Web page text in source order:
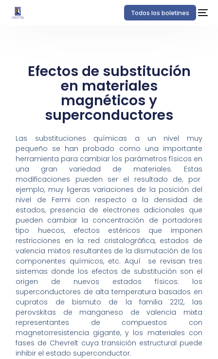
Todos los boletines
Efectos de substitución
en materiales
magnéticos y
superconductores
Las substituciones químicas a un nivel muy
pequeño se han probado como una importante
herramienta para cambiar los parámetros físicos en
una gran variedad de materiales. Estas
modificaciones pueden ser el resultado de, por
ejemplo, muy ligeras variaciones de la posición del
nivel de Fermi con respecto a la densidad de
estados, presencia de electrones adicionales que
pueden cambiar la concentración de portadores
tipo huecos, efectos estéricos que imponen
restricciones en la red cristalográfica, estados de
valencia mixtos resultantes de la dismutación de los
componentes químicos, etc. Aquí se revisan tres
sistemas donde los efectos de substitución son el
origen de nuevos estados físicos: los
superconductores de alta temperatura basados en
cupratos de bismuto de la familia 2212, las
perovskitas de manganeso de valencia mixta
representantes de compuestos con
magnetorresistencia gigante, y los materiales con
fases de Chevrelt cuya transición estructural puede
inhibir el estado superconductor.